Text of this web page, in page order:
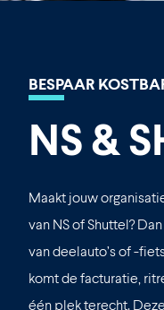
BESPAAR
NS &
Maakt jouw
van NS of Shuttel?
van deelauto’s of -
komt de facturatie,
één plek terecht.